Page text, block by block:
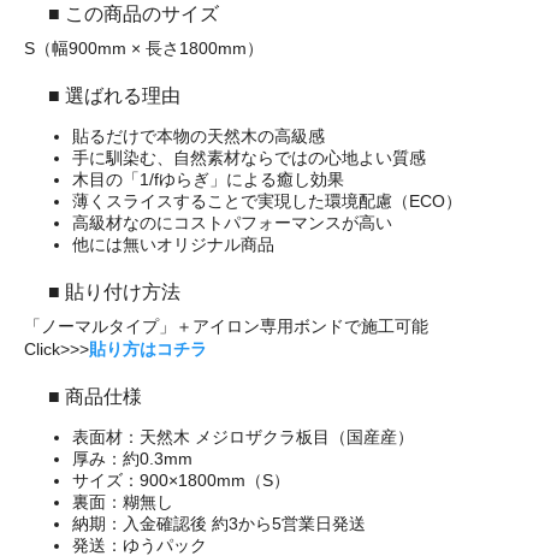
■ この商品のサイズ
S（幅900mm × 長さ1800mm）
■ 選ばれる理由
貼るだけで本物の天然木の高級感
手に馴染む、自然素材ならではの心地よい質感
木目の「1/fゆらぎ」による癒し効果
薄くスライスすることで実現した環境配慮（ECO）
高級材なのにコストパフォーマンスが高い
他には無いオリジナル商品
■ 貼り付け方法
「ノーマルタイプ」＋アイロン専用ボンドで施工可能
Click>>>貼り方はコチラ
■ 商品仕様
表面材：天然木 メジロザクラ板目（国産産）
厚み：約0.3mm
サイズ：900×1800mm（S）
裏面：糊無し
納期：入金確認後 約3から5営業日発送
発送：ゆうパック